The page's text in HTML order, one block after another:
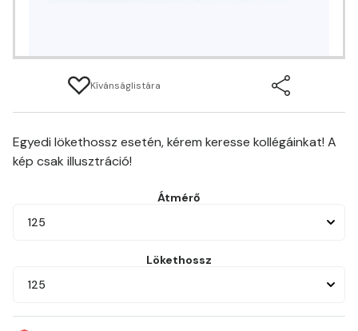
Kívánságlistára
Egyedi lökethossz esetén, kérem keresse kollégáinkat! A
kép csak illusztráció!
Átmérő
125
Lökethossz
125